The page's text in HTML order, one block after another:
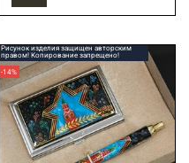
Рисунок изделия защищен авторским
правом! Копирование запрещено!
-14%